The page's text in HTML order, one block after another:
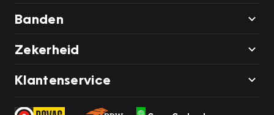
Banden
Zekerheid
Klantenservice